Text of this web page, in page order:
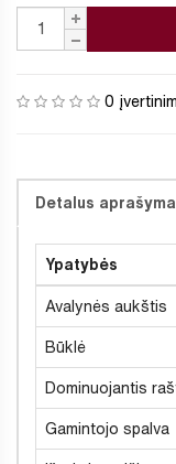
0
Detalus
Ypatybės
Avalynės aukštis
Būklė
Dominuojantis
Gamintojo spalva